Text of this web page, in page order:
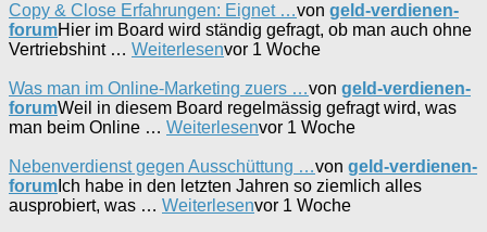
Copy & Close Erfahrungen: Eignet …von geld-verdienen-
forumHier im Board wird ständig gefragt, ob man auch ohne
Vertriebshint … Weiterlesenvor 1 Woche
Was man im Online-Marketing zuers …von geld-verdienen-
forumWeil in diesem Board regelmässig gefragt wird, was
man beim Online … Weiterlesenvor 1 Woche
Nebenverdienst gegen Ausschüttung …von geld-verdienen-
forum Ich habe in den letzten Jahren so ziemlich alles
ausprobiert, was … Weiterlesenvor 1 Woche